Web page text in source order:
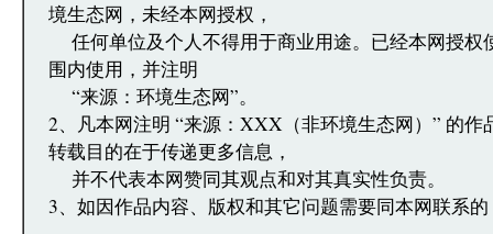
境生态网，未经本网授权，
任何单位及个人不得用于商业用途。已经本网授权
围内使用，并注明
“来源：环境生态网”。
2、凡本网注明 “来源：XXX（非环境生态网）” 的作
转载目的在于传递更多信息，
并不代表本网赞同其观点和对其真实性负责。
3、如因作品内容、版权和其它问题需要同本网联系